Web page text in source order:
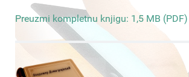
Preuzmi kompletnu knjigu: 1,5 MB